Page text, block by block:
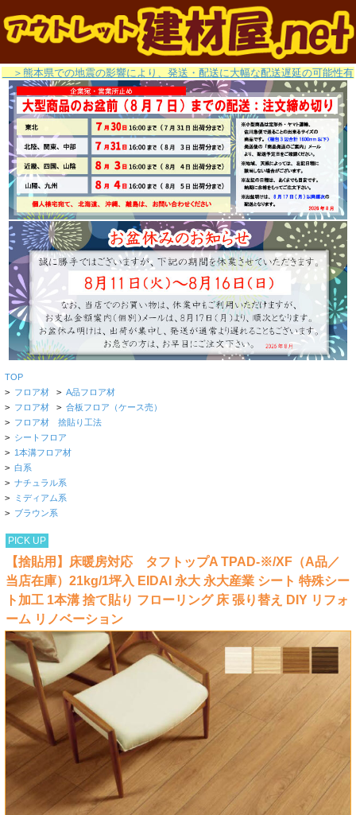
＞熊本県での地震の影響により、発送・配送に大幅な配送遅延の可能性有
TOP
> フロア材 > A品フロア材
> フロア材 > 合板フロア（ケース売）
> フロア材 捨貼り工法
> シートフロア
> 1本溝フロア材
> 白系
> ナチュラル系
> ミディアム系
> ブラウン系
PICK UP
【捨貼用】床暖房対応 タフトップA TPAD-※/XF（A品／
当店在庫）21kg/1坪入 EIDAI 永大 永大産業 シート 特殊シー
ト加工 1本溝 捨て貼り フローリング 床 張り替え DIY リフォ
ーム リノベーション